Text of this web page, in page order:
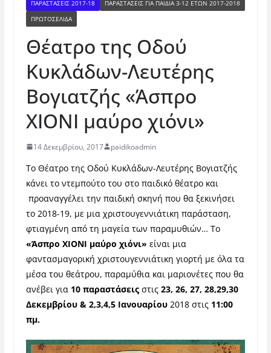
ΠΑΡΑΣΤΑΣΕΙΣ 2017-18
ΠΑΡΑΣΤΆΣΕΙΣ ΓΙΑ ΠΑΙΔΙΆ 3-12 ΕΤΏΝ 2017-2018
ΠΡΩΤΟΣΕΛΙΔΑ
Θέατρο της Οδού
Κυκλάδων-Λευτέρης
Βογιατζής «Άσπρο
ΧΙΟΝΙ μαύρο χιόνι»
14 Δεκεμβρίου, 2017 paidikoadmin
Το Θέατρο της Οδού Κυκλάδων-Λευτέρης Βογιατζής
κάνει το ντεμπούτο του στο παιδικό θέατρο και
προαναγγέλει την παιδική σκηνή που θα ξεκινήσει
το 2018-19, με μια χριστουγεννιάτικη παράσταση,
φτιαγμένη από τη μαγεία των παραμυθιών… To
«Άσπρο ΧΙΟΝΙ μαύρο χιόνι» είναι μια
φαντασμαγορική χριστουγεννιάτικη γιορτή με όλα τα
μέσα του θεάτρου, παραμύθια και μαριονέτες που θα
ανέβει για 10 παραστάσειςστις 23, 26, 27, 28,29,30
Δεκεμβρίου & 2,3,4,5 Ιανουαρίου2018 στις 11:00
πμ.